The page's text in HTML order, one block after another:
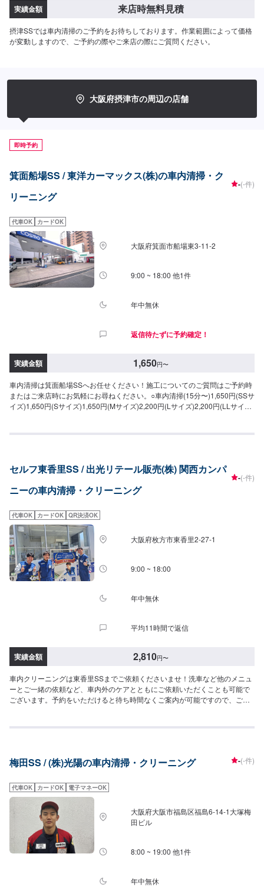
実績金額 来店時無料見積
摂津SSでは車内清掃のご予約をお待ちしております。作業範囲によって価格
が変動しますので、ご予約の際やご来店の際にご質問ください。
大阪府摂津市の周辺の店舗
即時予約
箕面船場SS / 東洋カーマックス(株)の車内清掃・ク
リーニング
-(-件)
代車OK カードOK
大阪府箕面市船場東3-11-2
9:00 ~ 18:00 他1件
年中無休
返信待たずに予約確定！
実績金額 1,650円〜
車内清掃は箕面船場SSへお任せください！施工についてのご質問はご予約時
またはご来店時にお気軽にお尋ねください。○車内清掃(15分〜)1,650円(SSサ
イズ)1,650円(Sサイズ)1,650円(Mサイズ)2,200円(Lサイズ)2,200円(LLサイ
円(LLサイズ)
セルフ東香里SS / 出光リテール販売(株) 関西カンパ
ニーの車内清掃・クリーニング
-(-件)
代車OK カードOK QR決済OK
大阪府枚方市東香里2-27-1
9:00 ~ 18:00
年中無休
平均11時間で返信
実績金額 2,810円〜
車内クリーニングは東香里SSまでご依頼くださいませ！洗車など他のメニュ
ーとご一緒の依頼など、車内外のケアとともにご依頼いただくことも可能で
ございます。予約をいただけると待ち時間なくご案内が可能ですので、ご予
梅田SS / (株)光陽の車内清掃・クリーニング -(-件)
代車OK カードOK 電子マネーOK
大阪府大阪市福島区福島6-14-1大塚梅
田ビル
8:00 ~ 19:00 他1件
年中無休